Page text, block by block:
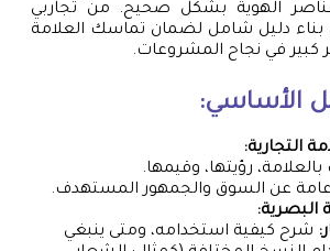
الهوية بشكل صحيح. من تجاربي
بناء دليل شامل لضمان تماسك العلامة
كبير في نجاح المشروعات.
الأساسي:
التجارية:
رؤيتها، وقيمها.
عن السوق والجمهور المستهدف.
البصرية:
شرح كيفية استخدامه، ومتى ينبغي